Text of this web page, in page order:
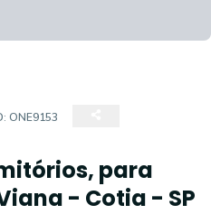
ONE9153
para
- Cotia - SP